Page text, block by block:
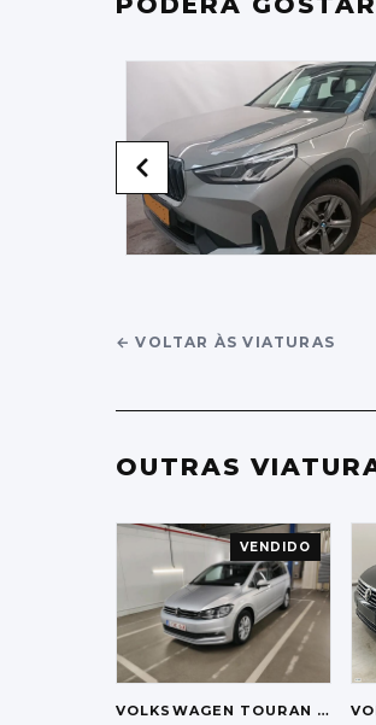
←VOLTAR ÀS VIATURAS
OUTRAS
VENDIDO
VOLKSWAGEN TOURAN 2.0 TDI HIGHLINE